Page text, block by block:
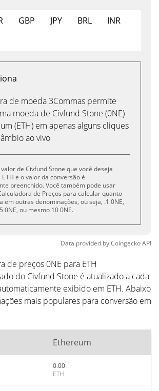
GBP JPY BRL
INR
de moeda 3Commas permite
moeda de Civfund Stone (0NE)
(ETH) em apenas alguns cliques
ao vivo
de Civfund Stone que você deseja
e o valor da conversão é
preenchido. Você também pode usar
de Preços para calcular quanto
em outras denominações, ou seja, .1 0NE,
0NE, ou mesmo 10 0NE.
Data provided byCoingeckoAPI
de preços 0NE para ETH
do Civfund Stone é atualizado a cada
exibido em ETH. Abaixo
mais populares para conversão em
Ethereum
0.00
ETH